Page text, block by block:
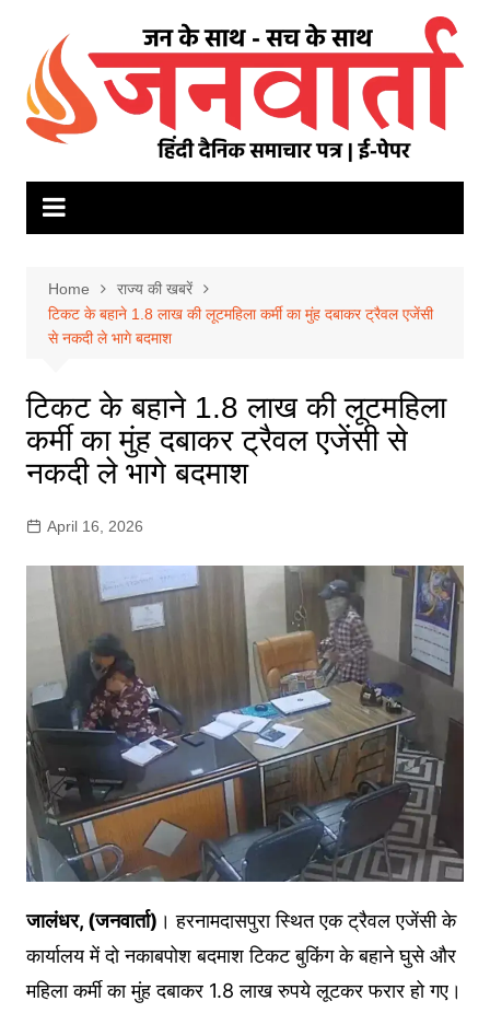
content
Home
राज्य की खबरें
टिकट के बहाने 1.8 लाख की लूटमहिला कर्मी का मुंह दबाकर ट्रैवल एजेंसी
से नकदी ले भागे बदमाश
टिकट के बहाने 1.8 लाख की लूटमहिला
कर्मी का मुंह दबाकर ट्रैवल एजेंसी से
नकदी ले भागे बदमाश
April 16, 2026
जालंधर, (जनवार्ता) । हरनामदासपुरा स्थित एक ट्रैवल एजेंसी के
कार्यालय में दो नकाबपोश बदमाश टिकट बुकिंग के बहाने घुसे और
महिला कर्मी का मुंह दबाकर 1.8 लाख रुपये लूटकर फरार हो गए।